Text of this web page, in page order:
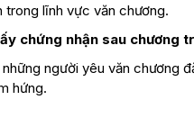
lĩnh vực văn chương.
chứng nhận sau chương
người yêu văn chương
hứng.